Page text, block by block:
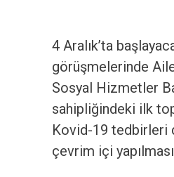
4 Aralık’ta
görüşmelerinde
Sosyal Hizmetler
sahipliğindeki ilk
Kovid-19 tedbirleri
çevrim içi